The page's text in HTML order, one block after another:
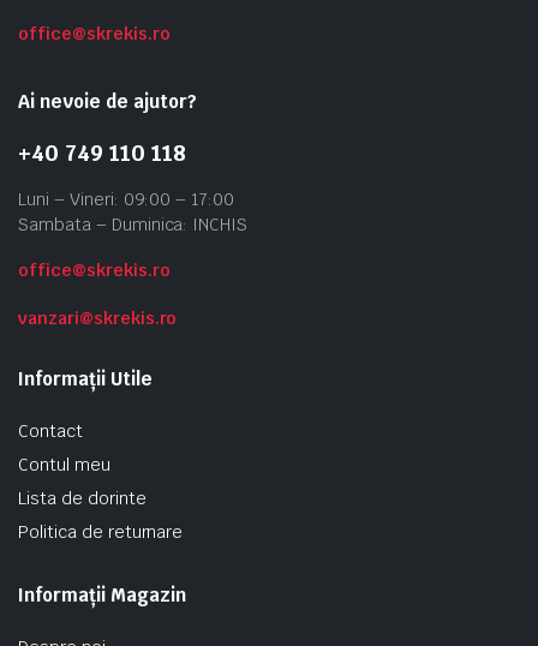
office@skrekis.ro
Ai nevoie de ajutor?
+40 749 110 118
Luni – Vineri: 09:00 – 17:00
Sambata – Duminica: INCHIS
office@skrekis.ro
vanzari@skrekis.ro
Informații Utile
Contact
Contul meu
Lista de dorinte
Politica de returnare
Informații Magazin